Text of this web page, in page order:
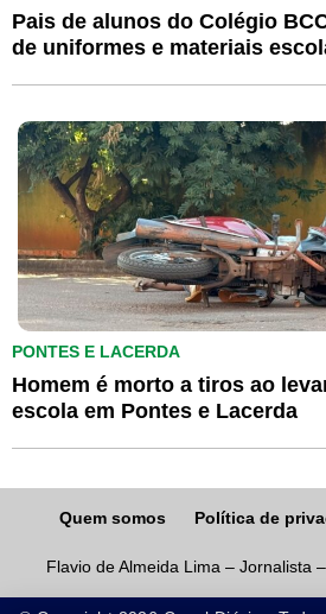
Pais de alunos do Colégio
de uniformes e materiais
PONTES E LACERDA
Homem é morto a tiros ao
escola em Pontes e Lacerda
Quem somos Política de
Flavio de Almeida Lima – Jornalista